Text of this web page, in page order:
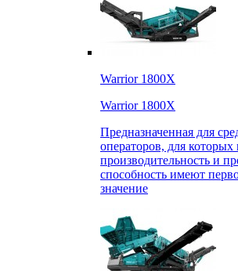
Warrior 1800X
Warrior 1800X
Предназначенная для
операторов, для которых
производительность и
способность имеют
значение